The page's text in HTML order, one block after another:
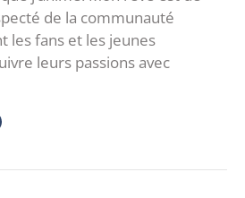
de la communauté
les fans et les jeunes
leurs passions avec